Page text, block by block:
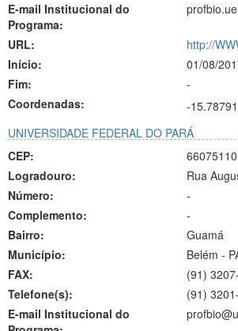
E-mail Institucional do
Programa:
URL:
http://
Início:
01/08/
Fim:
-
Coordenadas:
-15.78791
UNIVERSIDADE FEDERAL DO PARÁ
CEP:
66075110
Logradouro:
Rua
Número:
-
Complemento:
-
Bairro:
Guamá
Município:
Belém -
FAX:
(91)
Telefone(s):
(91)
E-mail Institucional do